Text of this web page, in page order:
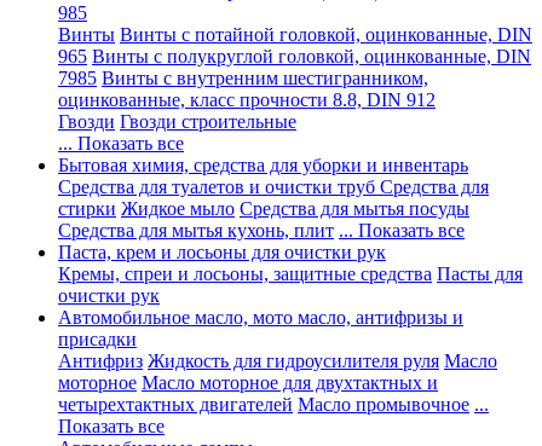
985
Винты Винты с потайной головкой, оцинкованные, DIN
965 Винты с полукруглой головкой, оцинкованные, DIN
7985 Винты с внутренним шестигранником,
оцинкованные, класс прочности 8.8, DIN 912
Гвозди Гвозди строительные
... Показать все
Бытовая химия, средства для уборки и инвентарь
Средства для туалетов и очистки труб Средства для
стирки Жидкое мыло Средства для мытья посуды
Средства для мытья кухонь, плит ... Показать все
Паста, крем и лосьоны для очистки рук
Кремы, спреи и лосьоны, защитные средства Пасты для
очистки рук
Автомобильное масло, мото масло, антифризы и
присадки
Антифриз Жидкость для гидроусилителя руля Масло
моторное Масло моторное для двухтактных и
четырехтактных двигателей Масло промывочное ...
Показать все